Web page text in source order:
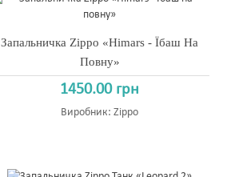
Запальничка Zippo «Himars - Їбаш На
Повну»
1450.00 грн
Виробник:Zippo